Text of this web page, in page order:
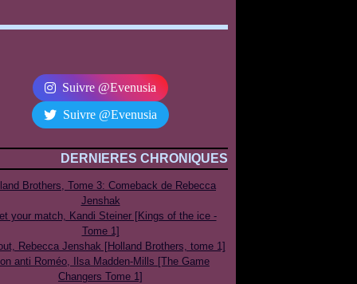
Suivre @Evenusia
Suivre @Evenusia
DERNIERES CHRONIQUES
Brothers, Tome 3: Comeback de Rebecca
Jenshak
your match, Kandi Steiner [Kings of the ice -
Tome 1]
Rebecca Jenshak [Holland Brothers, tome 1]
anti Roméo, Ilsa Madden-Mills [The Game
Changers Tome 1]